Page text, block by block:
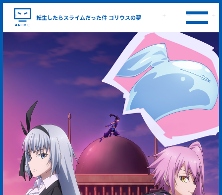
ANIME
転生したらスライムだった件コリウスの夢